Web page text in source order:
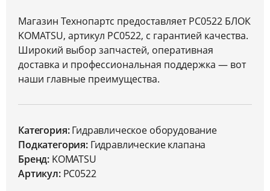
Магазин Технопартс предоставляет PC0522 БЛОК
KOMATSU, артикул PC0522, с гарантией качества.
Широкий выбор запчастей, оперативная
доставка и профессиональная поддержка — вот
наши главные преимущества.
Категория:Гидравлическое оборудование
Подкатегория:Гидравлические клапана
Бренд: KOMATSU
Артикул:PC0522